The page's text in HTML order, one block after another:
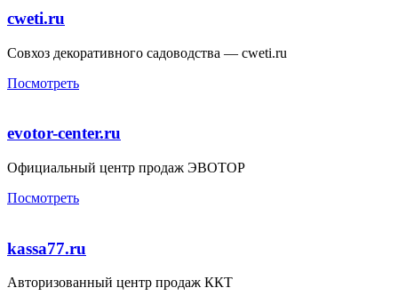
cweti.ru
Совхоз декоративного садоводства — cweti.ru
Посмотреть
evotor-center.ru
Официальный центр продаж ЭВОТОР
Посмотреть
kassa77.ru
Авторизованный центр продаж ККТ